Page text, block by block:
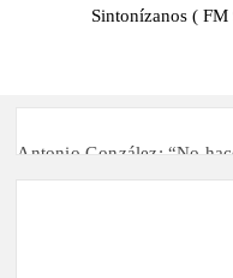
Sintonízanos (
Antonio González: “No